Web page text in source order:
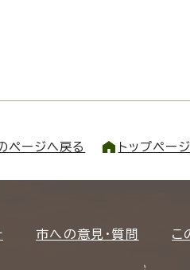
ページへ戻る トップペー
市への意見・質問 こ